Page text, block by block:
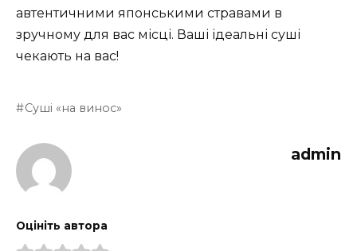
автентичними японськими стравами в
зручному для вас місці. Ваші ідеальні суші
чекають на вас!
Суші «на винос»
admin
Оцініть автора